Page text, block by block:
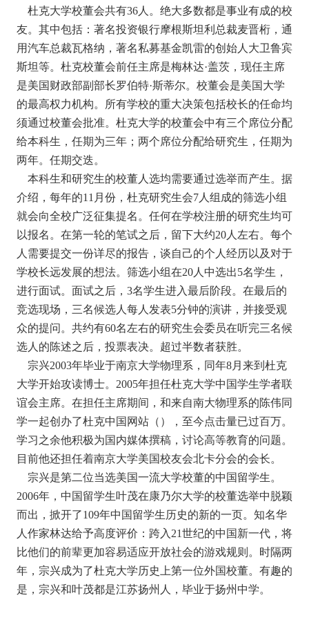
杜克大学校董会共有36人。绝大多数都是事业有成的校
友。其中包括：著名投资银行摩根斯坦利总裁麦晋桁，通
用汽车总裁瓦格纳，著名私募基金凯雷的创始人大卫鲁宾
斯坦等。杜克校董会前任主席是梅林达·盖茨，现任主席
是美国财政部副部长罗伯特·斯蒂尔。校董会是美国大学
的最高权力机构。所有学校的重大决策包括校长的任命均
须通过校董会批准。杜克大学的校董会中有三个席位分配
给本科生，任期为三年；两个席位分配给研究生，任期为
两年。任期交迭。
本科生和研究生的校董人选均需要通过选举而产生。据
介绍，每年的11月份，杜克研究生会7人组成的筛选小组
就会向全校广泛征集提名。任何在学校注册的研究生均可
以报名。在第一轮的笔试之后，留下大约20人左右。每个
人需要提交一份详尽的报告，谈自己的个人经历以及对于
学校长远发展的想法。筛选小组在20人中选出5名学生，
进行面试。面试之后，3名学生进入最后阶段。在最后的
竞选现场，三名候选人每人发表5分钟的演讲，并接受观
众的提问。共约有60名左右的研究生会委员在听完三名候
选人的陈述之后，投票表决。超过半数者获胜。
宗兴2003年毕业于南京大学物理系，同年8月来到杜克
大学开始攻读博士。2005年担任杜克大学中国学生学者联
谊会主席。在担任主席期间，和来自南大物理系的陈伟同
学一起创办了杜克中国网站（ ），至今点击量已过百万。
学习之余他积极为国内媒体撰稿，讨论高等教育的问题。
目前他还担任着南京大学美国校友会北卡分会的会长。
宗兴是第二位当选美国一流大学校董的中国留学生。
2006年，中国留学生叶茂在康乃尔大学的校董选举中脱颖
而出，掀开了109年中国留学生历史的新的一页。知名华
人作家林达给予高度评价：跨入21世纪的中国新一代，将
比他们的前辈更加容易适应开放社会的游戏规则。时隔两
年，宗兴成为了杜克大学历史上第一位外国校董。有趣的
是，宗兴和叶茂都是江苏扬州人，毕业于扬州中学。